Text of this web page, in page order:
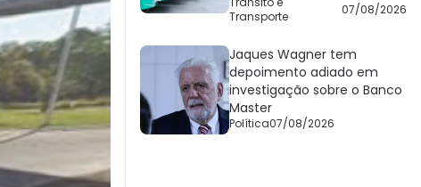
Transporte
07/08/2026
Jaques Wagner tem
depoimento adiado em
investigação sobre o Banco
Master
Política07/08/2026